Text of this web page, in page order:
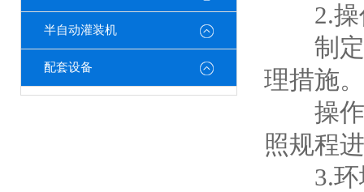
半自动灌装机
配套设备
2.操
制定
理措施。
操作
照规程
3.环